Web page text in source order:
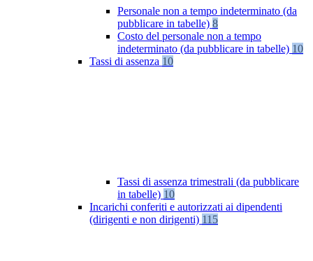
Personale non a tempo indeterminato (da
pubblicare in tabelle) 8
Costo del personale non a tempo
indeterminato (da pubblicare in tabelle) 10
Tassi di assenza 10
Tassi di assenza trimestrali (da pubblicare
in tabelle) 10
Incarichi conferiti e autorizzati ai dipendenti
(dirigenti e non dirigenti) 115